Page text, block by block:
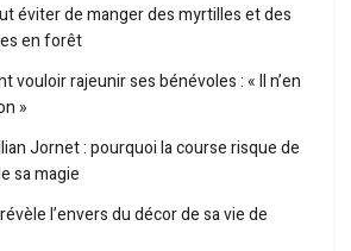
éviter de manger des myrtilles et des
en forêt
vouloir rajeunir ses bénévoles : « Il n’en
»
Jornet : pourquoi la course risque de
sa magie
l’envers du décor de sa vie de